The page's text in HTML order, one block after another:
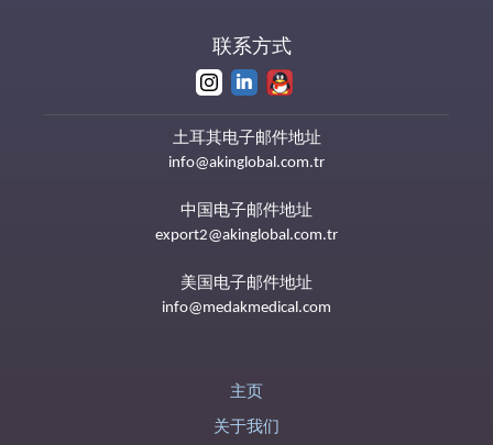
联系方式
土耳其电子邮件地址
info@akinglobal.com.tr
中国电子邮件地址
export2@akinglobal.com.tr
美国电子邮件地址
info@medakmedical.com
主页
关于我们